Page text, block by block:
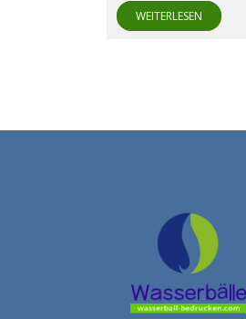
WEITERLESEN